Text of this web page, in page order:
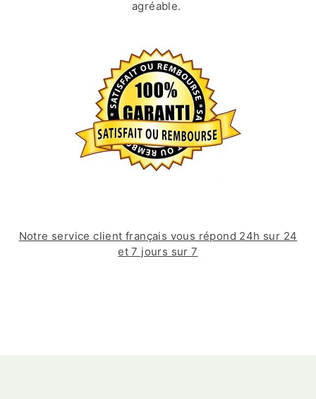
agréable.
Notre service client français vous répond 24h sur 24
et 7 jours sur 7